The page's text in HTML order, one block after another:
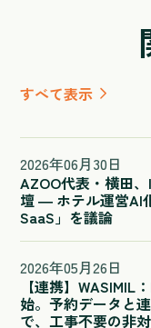
すべて表示
2026年06月30日
AZOO代表・横田
壇 ― ホテル運営AI
SaaS」を議論
2026年05月26日
【連携】
始。予約データと
で、工事不要の非